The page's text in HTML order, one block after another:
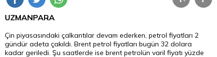
UZMANPARA
Çin piyasasındaki çalkantılar devam ederken, petrol fiyatları 2
gündür adeta çakıldı. Brent petrol fiyatları bugün 32 dolara
kadar geriledi. Şu saatlerde ise brent petrolün varil fiyatı yüzde